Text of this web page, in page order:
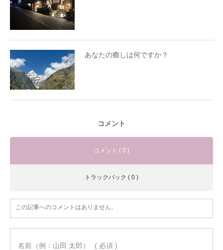
あなたの癒しは何ですか？
コメント
コメント ( 0 )
トラックバック ( 0 )
この記事へのコメントはありません。
名前（例：山田 太郎） ( 必須 )